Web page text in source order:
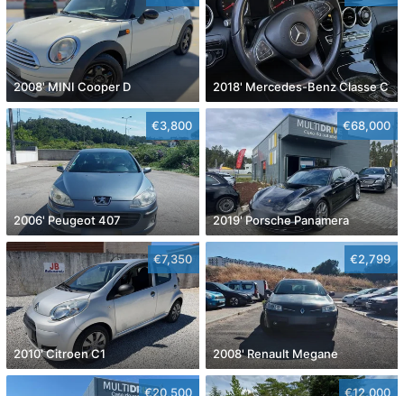
2008' MINI Cooper D 2018' Mercedes-Benz Classe C
€3,800
2006' Peugeot 407
€68,000
2019' Porsche Panamera
€7,350
2010' Citroen C1
€2,799
2008' Renault Megane
€20,500 €12,000